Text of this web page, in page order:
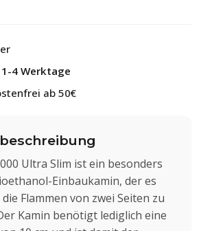
1-4 Werktage
ab 50€
Ultra Slim ist ein besonders
Einbaukamin, der es
Flammen von zwei Seiten zu
Kamin benötigt lediglich eine